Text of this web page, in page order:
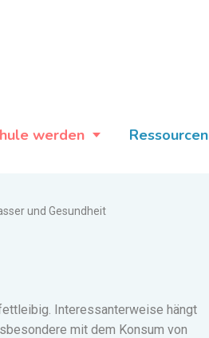
werden Ressourcen
und Gesundheit
Interessanterweise hängt
mit dem Konsum von